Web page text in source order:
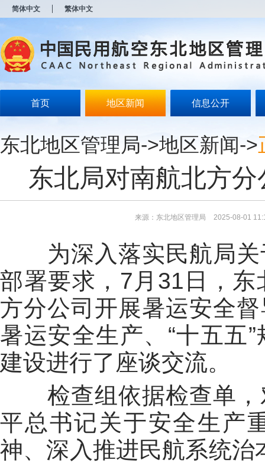
简体中文 繁体中文
首页 地区新闻 信息公开
东北地区管理局->地区新闻->
东北局对南航北方
来源：东北地区管理局 2025-08-01
为深入落实民航局关
部署要求，7月31日，
方分公司开展暑运安全
暑运安全生产、“十五五
建设进行了座谈交流。
检查组依据检查单，
平总书记关于安全生产
神、深入推进民航系统治
开
无
障
说
Alt
加